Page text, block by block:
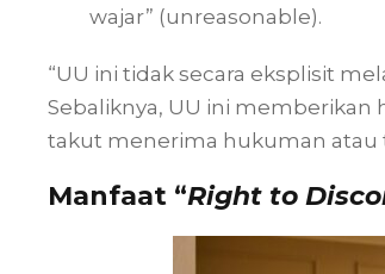
wajar” (unreasonable).
“UU ini tidak secara eksplisit
Sebaliknya, UU ini
takut menerima hukuman atau
Manfaat “Right to